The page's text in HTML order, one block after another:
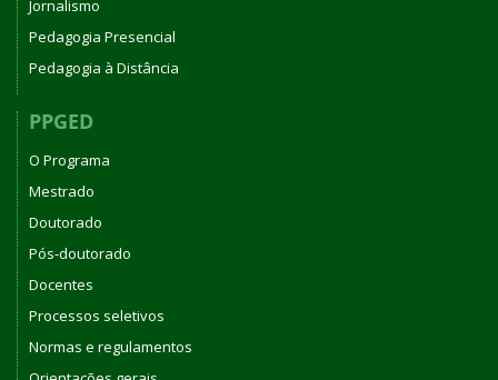
Jornalismo
Pedagogia Presencial
Pedagogia à Distância
PPGED
O Programa
Mestrado
Doutorado
Pós-doutorado
Docentes
Processos seletivos
Normas e regulamentos